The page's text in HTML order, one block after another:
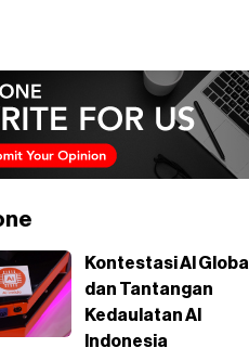
Kontestasi AI Global
dan Tantangan
Kedaulatan AI
Indonesia